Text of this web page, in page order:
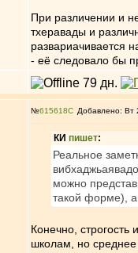
При различении и
тхеравады и
развариачивается
- её следовало бы
№615618 Добавлено: Вт
КИ пишет:
Реальное
можно
такой форме),
Конечно, строгость
школам, но среднее